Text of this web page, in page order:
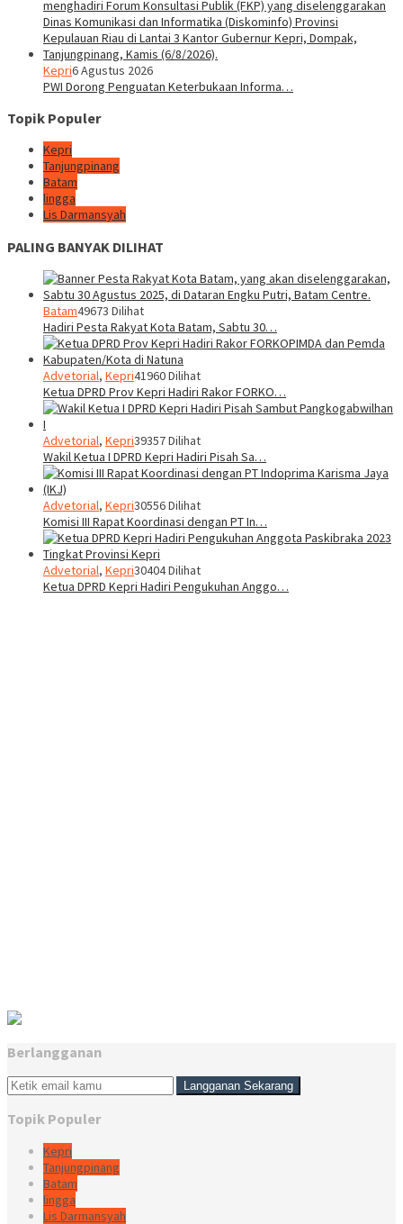
Kepri6 Agustus 2026
PWI Dorong Penguatan Keterbukaan Informa…
Topik Populer
Kepri
Tanjungpinang
Batam
lingga
Lis Darmansyah
PALING BANYAK DILIHAT
Batam49673 Dilihat
Hadiri Pesta Rakyat Kota Batam, Sabtu 30…
Advetorial, Kepri41960 Dilihat
Ketua DPRD Prov Kepri Hadiri Rakor FORKO…
Advetorial, Kepri39357 Dilihat
Wakil Ketua I DPRD Kepri Hadiri Pisah Sa…
Advetorial, Kepri30556 Dilihat
Komisi III Rapat Koordinasi dengan PT In…
Advetorial, Kepri30404 Dilihat
Ketua DPRD Kepri Hadiri Pengukuhan Anggo…
Berlangganan
Topik Populer
Kepri
Tanjungpinang
Batam
lingga
Lis Darmansyah